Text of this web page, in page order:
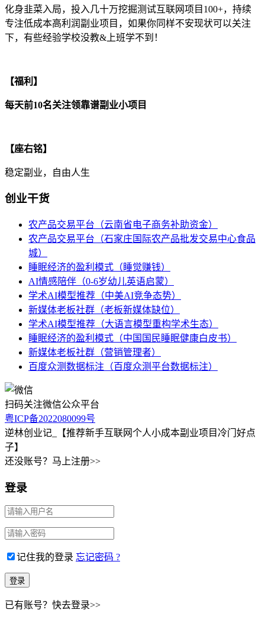
化身韭菜入局，投入几十万挖掘测试互联网项目100+，持续
专注低成本高利润副业项目，如果你同样不安现状可以关注
下，有些经验学校没教&上班学不到！
【福利】
每天前10名关注领靠谱副业小项目
【座右铭】
稳定副业，自由人生
创业干货
农产品交易平台（云南省电子商务补助资金）
农产品交易平台（石家庄国际农产品批发交易中心食品
城）
睡眠经济的盈利模式（睡觉赚钱）
AI情感陪伴（0-6岁幼儿英语启蒙）
学术AI模型推荐（中美AI竞争态势）
新媒体老板社群（老板新媒体缺位）
学术AI模型推荐（大语言模型重构学术生态）
睡眠经济的盈利模式（中国国民睡眠健康白皮书）
新媒体老板社群（营销管理者）
百度众测数据标注（百度众测平台数据标注）
扫码关注微信公众平台
粤ICP备2022080099号
逆林创业记_【推荐新手互联网个人小成本副业项目冷门好点
子】
还没账号？马上注册>>
登录
记住我的登录 忘记密码 ?
已有账号？快去登录>>